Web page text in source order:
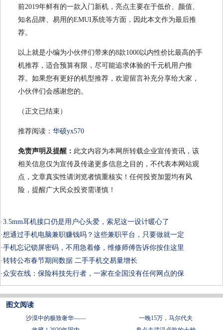
前2019年鲜有的一款入门新机，亮点主要在于低价、颜值、
知名品牌、易用的EMUI系统等方面，因此本文作为最后推
荐。
以上就是小编为小伙伴们带来的8款1000以内性价比最高的手
机推荐，适合预算有限，尽可能追求体验的千元机用户推
荐。如果您有更好的机型推荐，欢迎留言补充分享给大家，
小伙伴们会感谢您的。
（正文已结束）
推荐阅读： 华硕yx570
免责声明及提醒： 此文内容为本网所转载企业宣传资讯，该
相关信息仅为宣传及传递更多信息之目的，不代表本网站观
点，文章真实性请浏览者慎重核实！任何投资加盟均有风
险，提醒广大民众投资需谨慎！
·3.5mm耳机接口仍是用户心头爱，索尼这一设计暖心了
·想通过手机电脑兼职赚钱吗？这些兼职平台，只要做就一定
·手机忘记锁屏密码，不用急着修，维修师傅告诉你按住这里
·转转公布春节期间数据 二手手机交易量增长
·众安在线：保险科技先行者，一家在全国没有任何网点的保
图文阅读
沙漠中的极致奢华——
一晚15万，马尔代夫